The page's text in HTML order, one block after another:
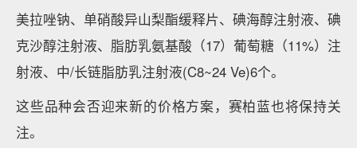
美拉唑钠、单硝酸异山梨酯缓释片、碘海醇注射液、碘
克沙醇注射液、脂肪乳氨基酸（17）葡萄糖（11%）注
射液、中/长链脂肪乳注射液(C8~24 Ve)6个。
这些品种会否迎来新的价格方案，赛柏蓝也将保持关
注。